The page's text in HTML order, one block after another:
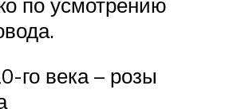
го века – розы